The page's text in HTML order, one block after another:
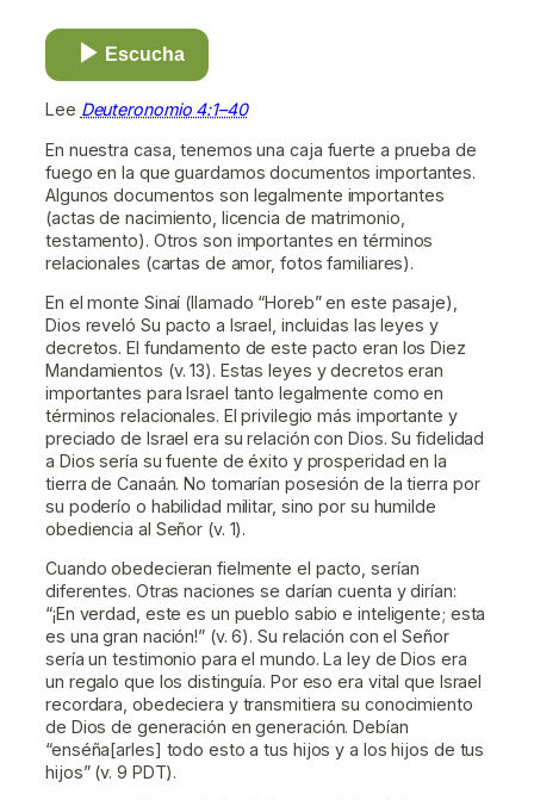
Escucha
Lee Deuteronomio 4:1–40
En nuestra casa, tenemos una caja fuerte a prueba de
fuego en la que guardamos documentos importantes.
Algunos documentos son legalmente importantes
(actas de nacimiento, licencia de matrimonio,
testamento). Otros son importantes en términos
relacionales (cartas de amor, fotos familiares).
En el monte Sinaí (llamado “Horeb” en este pasaje),
Dios reveló Su pacto a Israel, incluidas las leyes y
decretos. El fundamento de este pacto eran los Diez
Mandamientos (v. 13). Estas leyes y decretos eran
importantes para Israel tanto legalmente como en
términos relacionales. El privilegio más importante y
preciado de Israel era su relación con Dios. Su fidelidad
a Dios sería su fuente de éxito y prosperidad en la
tierra de Canaán. No tomarían posesión de la tierra por
su poderío o habilidad militar, sino por su humilde
obediencia al Señor (v. 1).
Cuando obedecieran fielmente el pacto, serían
diferentes. Otras naciones se darían cuenta y dirían:
“¡En verdad, este es un pueblo sabio e inteligente; esta
es una gran nación!” (v. 6). Su relación con el Señor
sería un testimonio para el mundo. La ley de Dios era
un regalo que los distinguía. Por eso era vital que Israel
recordara, obedeciera y transmitiera su conocimiento
de Dios de generación en generación. Debían
“enséña[arles] todo esto a tus hijos y a los hijos de tus
hijos” (v. 9 PDT).